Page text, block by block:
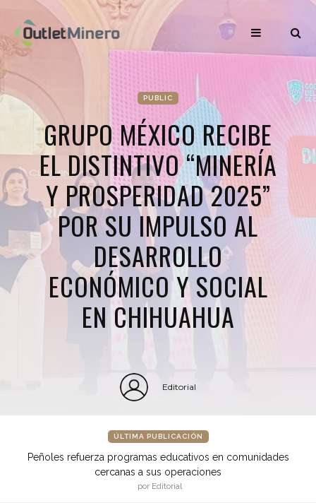
PUBLIC
GRUPO MÉXICO RECIBE
EL DISTINTIVO “MINERÍA
Y PROSPERIDAD 2025”
POR SU IMPULSO AL
DESARROLLO
ECONÓMICO Y SOCIAL
EN CHIHUAHUA
Editorial
ÚLTIMA PUBLICACIÓN
Peñoles refuerza programas educativos en comunidades
cercanas a sus operaciones
por Editorial